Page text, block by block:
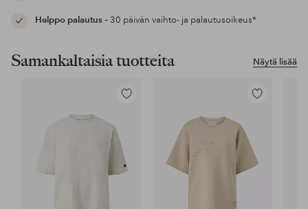
Helppo palautus– 30 päivän vaihto- ja palautusoikeus*
Näytä lisää
Samankaltaisia tuotteita
Lisää
Lisää